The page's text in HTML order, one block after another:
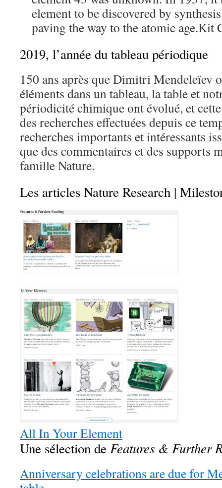
element to be discovered by
paving the way to the atomic age.Kit
2019, l’année du tableau périodique
150 ans après que Dimitri Mendeleïev
éléments dans un tableau, la table et
périodicité chimique ont évolué, et
des recherches effectuées depuis ce
recherches importants et intéressants
que des commentaires et des supports
famille Nature.
Les articles Nature Research |
All In Your Element
Une sélection de Features & Further
Anniversary celebrations are due for